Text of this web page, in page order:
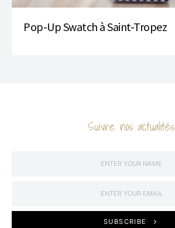
Pop-Up Swatch à Saint-Tropez
Suivre nos actualités
SUBSCRIBE